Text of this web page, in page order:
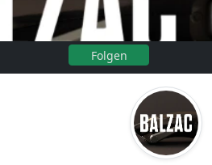
Folgen